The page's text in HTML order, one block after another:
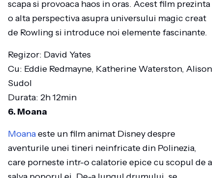
scapa si provoaca haos in oras. Acest film prezinta
o alta perspectiva asupra universului magic creat
de Rowling si introduce noi elemente fascinante.
Regizor: David Yates
Cu: Eddie Redmayne, Katherine Waterston, Alison
Sudol
Durata: 2h 12min
6. Moana
Moanaeste un film animat Disney despre
aventurile unei tineri neinfricate din Polinezia,
care porneste intr-o calatorie epice cu scopul de a